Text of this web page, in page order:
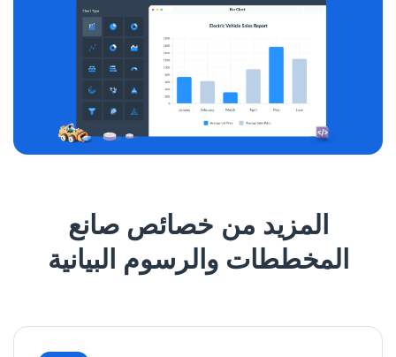
المزيد من خصائص صانع
المخططات والرسوم البيانية